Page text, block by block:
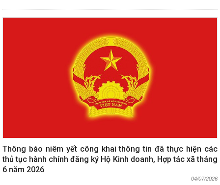
Thông báo niêm yết công khai thông tin đã thực hiện các
thủ tục hành chính đăng ký Hộ Kinh doanh, Hợp tác xã tháng
6 năm 2026
04/07/2026